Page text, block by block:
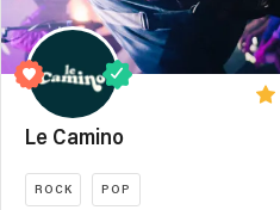
Le Camino
ROCK POP